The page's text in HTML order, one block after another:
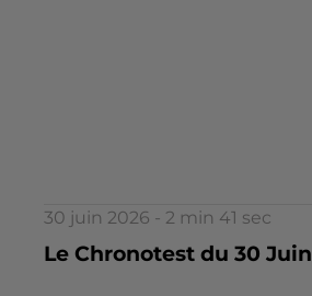
30 juin 2026 - 2 min 41 sec
Le Chronotest du 30 Juin